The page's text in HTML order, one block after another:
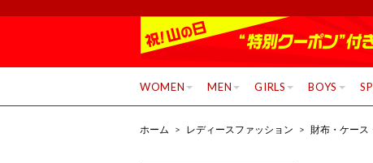
WOMEN MEN GIRLS BOYS
ホーム > レディースファッション > 財布・ケース